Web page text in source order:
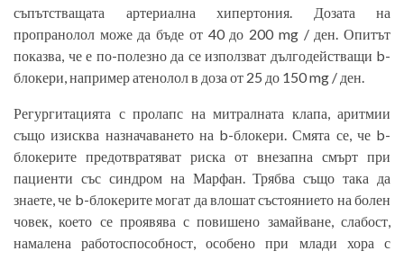
съпътстващата артериална хипертония. Дозата на
пропранолол може да бъде от 40 до 200 mg / ден. Опитът
показва, че е по-полезно да се използват дългодействащи b-
блокери, например атенолол в доза от 25 до 150 mg / ден.
Регургитацията с пролапс на митралната клапа, аритмии
също изисква назначаването на b-блокери. Смята се, че b-
блокерите предотвратяват риска от внезапна смърт при
пациенти със синдром на Марфан. Трябва също така да
знаете, че b-блокерите могат да влошат състоянието на болен
човек, което се проявява с повишено замайване, слабост,
намалена работоспособност, особено при млади хора с